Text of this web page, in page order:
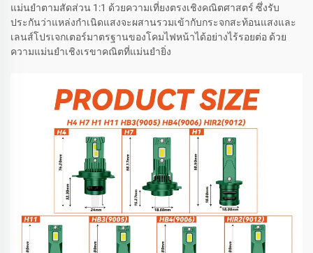
แม่นยำตามสัดส่วน 1:1 ด้วยความเที่ยงตรงเชิงคณิตศาสตร์ ซึ่งรับ
ประกันว่าแหล่งกำเนิดแสงจะผสานรวมเข้ากับกระจกสะท้อนแสงและ
เลนส์โปรเจกเตอร์มาตรฐานของโคมไฟหน้าได้อย่างไร้รอยต่อ ด้วย
ความแม่นยำเชิงเรขาคณิตที่แม่นยำยิ่ง